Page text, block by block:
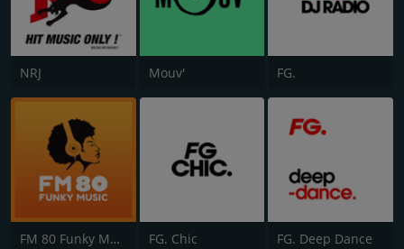
NRJ Mouv' FG.
FM 80 Funky Music FG. Chic FG. Deep Dance